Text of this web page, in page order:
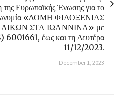
Ευρωπαϊκής Ένωσης για το
«ΔΟΜΗ ΦΙΛΟΞΕΝΙΑΣ
ΣΤΑ ΙΩΑΝΝΙΝΑ» με
έως και τη Δευτέρα
11/12/2023.
December 1, 2023